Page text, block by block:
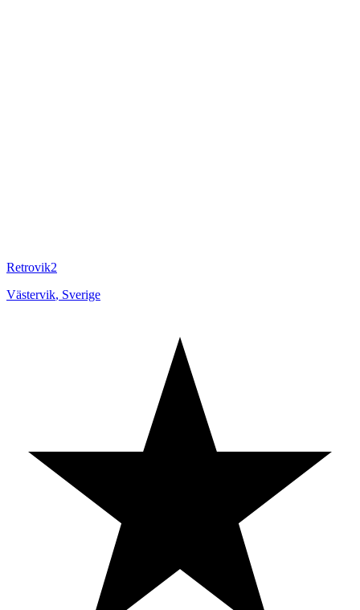
Retrovik2
Västervik, Sverige